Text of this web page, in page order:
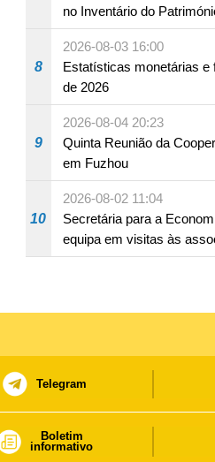
no Inventário do
8
2026-08-03 16:00
Estatísticas monetárias e
de 2026
9
2026-08-04 20:23
Quinta Reunião da
em Fuzhou
10
2026-08-02 11:04
Secretária para a
equipa em visitas às
consolidar consensos e
Telegram
Boletim
informativo